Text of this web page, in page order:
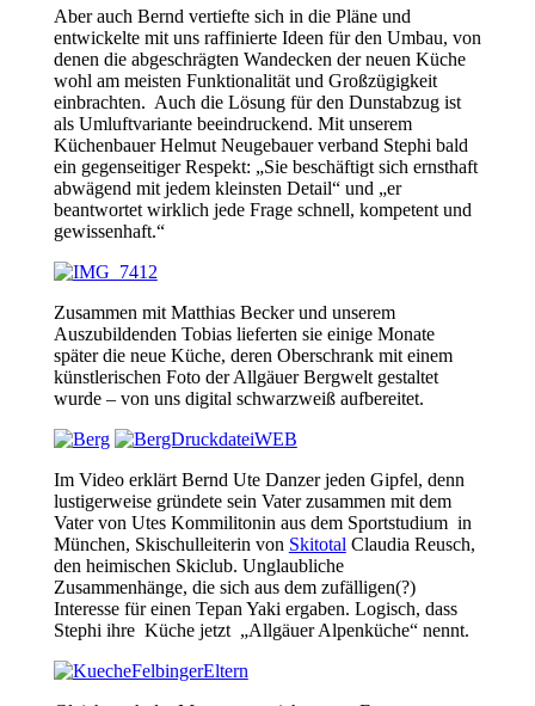
Aber auch Bernd vertiefte sich in die Pläne und
entwickelte mit uns raffinierte Ideen für den Umbau, von
denen die abgeschrägten Wandecken der neuen Küche
wohl am meisten Funktionalität und Großzügigkeit
einbrachten. Auch die Lösung für den Dunstabzug ist
als Umluftvariante beeindruckend. Mit unserem
Küchenbauer Helmut Neugebauer verband Stephi bald
ein gegenseitiger Respekt: „Sie beschäftigt sich ernsthaft
abwägend mit jedem kleinsten Detail“ und „er
beantwortet wirklich jede Frage schnell, kompetent und
gewissenhaft.“
Zusammen mit Matthias Becker und unserem
Auszubildenden Tobias lieferten sie einige Monate
später die neue Küche, deren Oberschrank mit einem
künstlerischen Foto der Allgäuer Bergwelt gestaltet
wurde – von uns digital schwarzweiß aufbereitet.
Im Video erklärt Bernd Ute Danzer jeden Gipfel, denn
lustigerweise gründete sein Vater zusammen mit dem
Vater von Utes Kommilitonin aus dem Sportstudium in
München, Skischulleiterin von Skitotal Claudia Reusch,
den heimischen Skiclub. Unglaubliche
Zusammenhänge, die sich aus dem zufälligen(?)
Interesse für einen Tepan Yaki ergaben. Logisch, dass
Stephi ihre Küche jetzt „Allgäuer Alpenküche“ nennt.